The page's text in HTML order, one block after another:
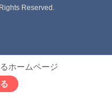
Reserved.
ホームページ